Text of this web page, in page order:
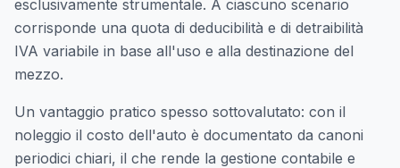
esclusivamente strumentale. A ciascuno scenario
corrisponde una quota di deducibilità e di detraibilità
IVA variabile in base all'uso e alla destinazione del
mezzo.
Un vantaggio pratico spesso sottovalutato: con il
noleggio il costo dell'auto è documentato da canoni
periodici chiari, il che rende la gestione contabile e